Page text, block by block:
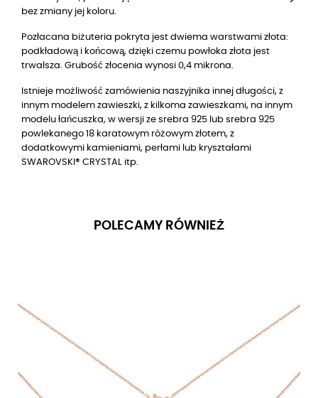
bez zmiany jej koloru.
Pozłacana biżuteria pokryta jest dwiema warstwami złota:
podkładową i końcową, dzięki czemu powłoka złota jest
trwalsza. Grubość złocenia wynosi 0,4 mikrona.
Istnieje możliwość zamówienia naszyjnika innej długości, z
innym modelem zawieszki, z kilkoma zawieszkami, na innym
modelu łańcuszka, w wersji ze srebra 925 lub srebra 925
powlekanego 18 karatowym różowym złotem, z
dodatkowymi kamieniami, perłami lub kryształami
SWAROVSKI® CRYSTAL itp.
POLECAMY RÓWNIEŻ